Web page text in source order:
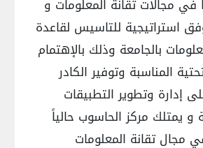
في مجالات تقانة المعلومات و
استراتيجية للتاسيس لقاعدة
بالجامعة وذلك بالإهتمام
المناسبة وتوفير الكادر
إدارة وتطوير التطبيقات
و يمتلك مركز الحاسوب حالياً
مجال تقانة المعلومات